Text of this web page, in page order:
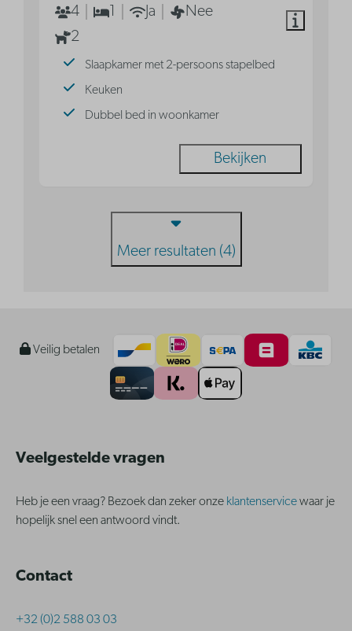
4
1 Ja
Nee
2
Slaapkamer met 2-persoons stapelbed
Keuken
Dubbel bed in woonkamer
Bekijken
Meer resultaten (4)
Veilig betalen
Veelgestelde vragen
Heb je een vraag? Bezoek dan zeker onze klantenservicewaar je
hopelijk snel een antwoord vindt.
Contact
+32 (0)2 588 03 03